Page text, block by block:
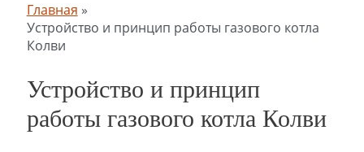
Главная
Устройство и принцип работы газового котла
Колви
Устройство и принцип
работы газового котла Колви